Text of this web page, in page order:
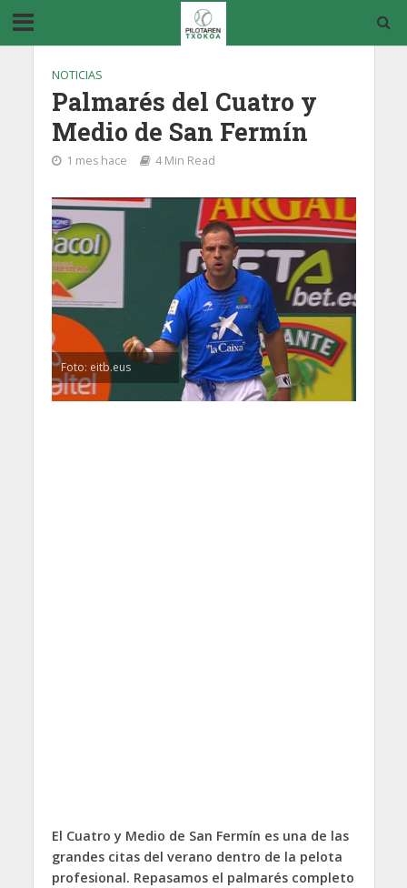
NOTICIAS
Palmarés del Cuatro y
Medio de San Fermín
1 mes hace 4 Min Read
Foto: eitb.eus
El Cuatro y Medio de San Fermín es una de las
grandes citas del verano dentro de la pelota
profesional. Repasamos el palmarés completo